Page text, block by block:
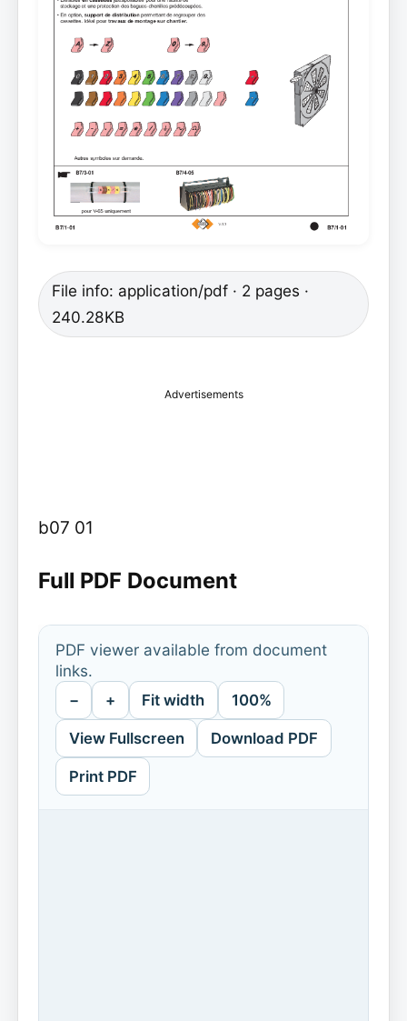
File info: application/pdf · 2 pages ·
240.28KB
Advertisements
b07 01
Full PDF Document
PDF viewer available from document
links.
− + Fit width 100%
View Fullscreen Download PDF
Print PDF